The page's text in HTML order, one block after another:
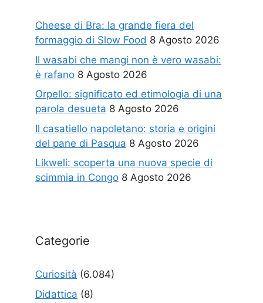
Cheese di Bra: la grande fiera del
formaggio di Slow Food 8 Agosto 2026
Il wasabi che mangi non è vero wasabi:
è rafano 8 Agosto 2026
Orpello: significato ed etimologia di una
parola desueta 8 Agosto 2026
Il casatiello napoletano: storia e origini
del pane di Pasqua 8 Agosto 2026
Likweli: scoperta una nuova specie di
scimmia in Congo 8 Agosto 2026
Categorie
Curiosità (6.084)
Didattica (8)